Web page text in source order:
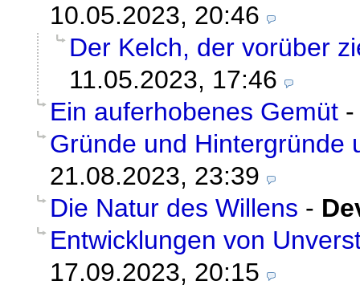
10.05.2023, 20:46
Der Kelch, der vorüber
11.05.2023, 17:46
Ein auferhobenes Gemüt
Gründe und Hintergründe
21.08.2023, 23:39
Die Natur des Willens -
Entwicklungen von
17.09.2023, 20:15